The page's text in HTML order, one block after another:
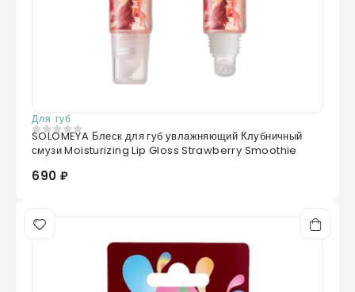
Для губ
0из 5
SOLOMEYA Блеск для губ увлажняющий Клубничный
смузи Moisturizing Lip Gloss Strawberry Smoothie
690 ₽